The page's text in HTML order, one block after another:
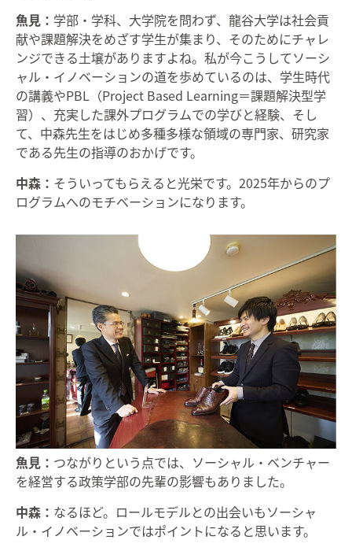
魚見： 学部・学科、大学院を問わず、龍谷大学は社会貢
献や課題解決をめざす学生が集まり、そのためにチャレ
ンジできる土壌がありますよね。私が今こうしてソーシ
ャル・イノベーションの道を歩めているのは、学生時代
の講義やPBL（Project Based Learning＝課題解決型学
習）、充実した課外プログラムでの学びと経験、そし
て、中森先生をはじめ多種多様な領域の専門家、研究家
である先生の指導のおかげです。
中森： そういってもらえると光栄です。2025年からのプ
ログラムへのモチベーションになります。
魚見： つながりという点では、ソーシャル・ベンチャー
を経営する政策学部の先輩の影響もありました。
中森： なるほど。ロールモデルとの出会いもソーシャ
ル・イノベーションではポイントになると思います。